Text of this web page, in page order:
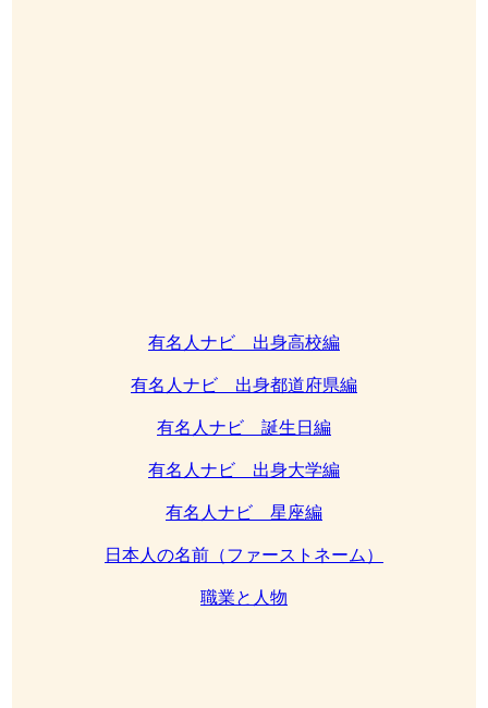
有名人ナビ 出身高校編
有名人ナビ 出身都道府県編
有名人ナビ 誕生日編
有名人ナビ 出身大学編
有名人ナビ 星座編
日本人の名前（ファーストネーム）
職業と人物